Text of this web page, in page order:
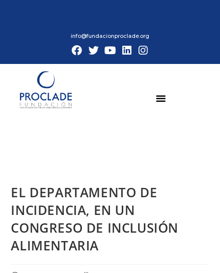
info@fundacionproclade.org
EL DEPARTAMENTO DE
INCIDENCIA, EN UN
CONGRESO DE INCLUSIÓN
ALIMENTARIA